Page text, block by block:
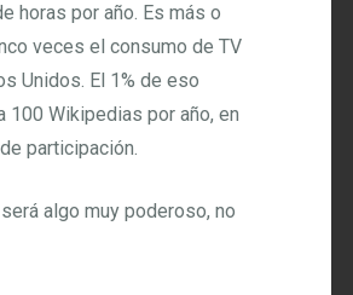
horas por año. Es más o
veces el consumo de TV
Unidos. El 1% de eso
100 Wikipedias por año, en
participación.
algo muy poderoso, no